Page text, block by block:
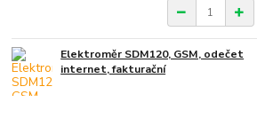
Elektroměr SDM120, GSM, odečet
internet, fakturační